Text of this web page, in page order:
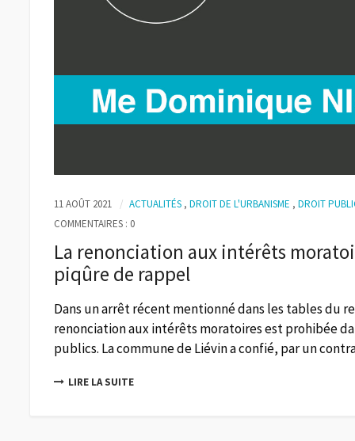
11 AOÛT 2021 ACTUALITÉS , DROIT DE L'URBANISME , DROIT
COMMENTAIRES : 0
La renonciation aux intérêts
piqûre de rappel
Dans un arrêt récent mentionné dans les tables du
renonciation aux intérêts moratoires est prohibée
publics. La commune de Liévin a confié, par un
LIRE LA SUITE